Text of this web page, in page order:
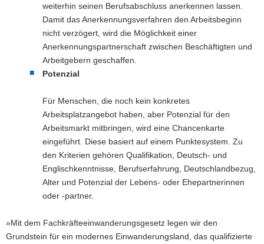
weiterhin seinen Berufsabschluss anerkennen lassen.
Damit das Anerkennungsverfahren den Arbeitsbeginn
nicht verzögert, wird die Möglichkeit einer
Anerkennungspartnerschaft zwischen Beschäftigten und
Arbeitgebern geschaffen.
Potenzial
Für Menschen, die noch kein konkretes
Arbeitsplatzangebot haben, aber Potenzial für den
Arbeitsmarkt mitbringen, wird eine Chancenkarte
eingeführt. Diese basiert auf einem Punktesystem. Zu
den Kriterien gehören Qualifikation, Deutsch- und
Englischkenntnisse, Berufserfahrung, Deutschlandbezug,
Alter und Potenzial der Lebens- oder Ehepartnerinnen
oder -partner.
»Mit dem Fachkräfteeinwanderungsgesetz legen wir den
Grundstein für ein modernes Einwanderungsland, das qualifizierte